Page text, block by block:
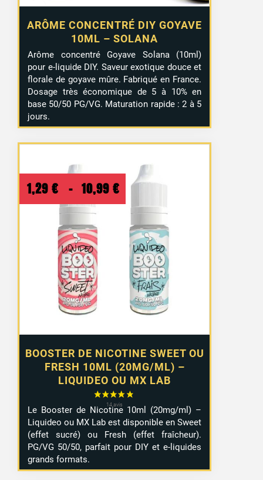
ARÔME CONCENTRÉ DIY GOYAVE
10ML – SOLANA
Arôme concentré Goyave Solana (10ml)
pour e-liquide DIY. Saveur exotique douce et
florale de goyave mûre. Fabriqué en France.
Dosage très économique de 5 à 10% en
base 50/50 PG/VG. Maturation rapide : 2 à 5
jours.
BOOSTER DE NICOTINE SWEET OU
FRESH 10ML (20MG/ML) –
LIQUIDEO OU MX LAB
1,29 € – 10,99 €
Plage
de
prix :
1,29 €
10,99 €
Le Booster de Nicotine 10ml (20mg/ml) –
Liquideo ou MX Lab est disponible en Sweet
(effet sucré) ou Fresh (effet fraîcheur).
PG/VG 50/50, parfait pour DIY et e-liquides
grands formats.